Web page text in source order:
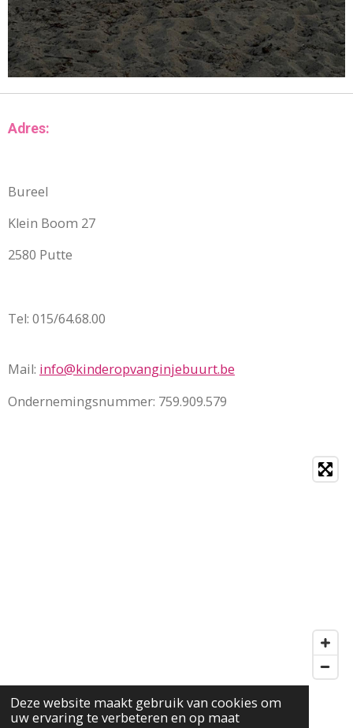
Deze website maakt gebruik van cookies om
uw ervaring te verbeteren en op maat
Adres:
Bureel
Klein Boom 27
2580 Putte
Tel: 015/64.68.00
Mail: info@kinderopvanginjebuurt.be
Ondernemingsnummer: 759.909.579